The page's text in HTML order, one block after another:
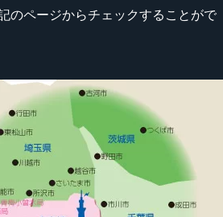
のページからチェックすることがで